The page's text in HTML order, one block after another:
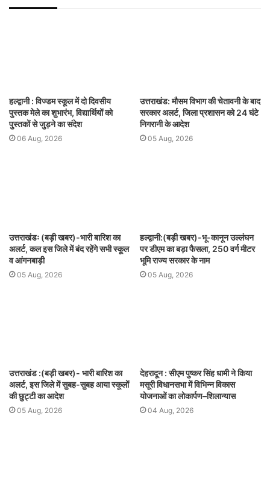
हल्द्वानी : विज्डम स्कूल में दो दिवसीय
पुस्तक मेले का शुभारंभ, विद्यार्थियों को
पुस्तकों से जुड़ने का संदेश
06 Aug, 2026
उत्तराखंड: मौसम विभाग की चेतावनी के बाद
सरकार अलर्ट, जिला प्रशासन को 24 घंटे
निगरानी के आदेश
05 Aug, 2026
उत्तराखंडः (बड़ी खबर)-भारी बारिश का
अलर्ट, कल इस जिले में बंद रहेंगे सभी स्कूल
व आंगनबाड़ी
05 Aug, 2026
हल्द्वानी:(बड़ी खबर)-भू-कानून उल्लंघन
पर डीएम का बड़ा फैसला, 250 वर्ग मीटर
भूमि राज्य सरकार के नाम
05 Aug, 2026
उत्तराखंड :(बड़ी खबर)- भारी बारिश का
अलर्ट, इस जिले में सुबह-सुबह आया स्कूलों
की छुट्टी का आदेश
05 Aug, 2026
देहरादून : सीएम पुष्कर सिंह धामी ने किया
मसूरी विधानसभा में विभिन्न विकास
योजनाओं का लोकार्पण–शिलान्यास
04 Aug, 2026